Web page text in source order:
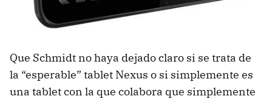
Que Schmidt no haya dejado claro si se trata de
la “esperable” tablet Nexus o si simplemente es
una tablet con la que colabora que simplemente